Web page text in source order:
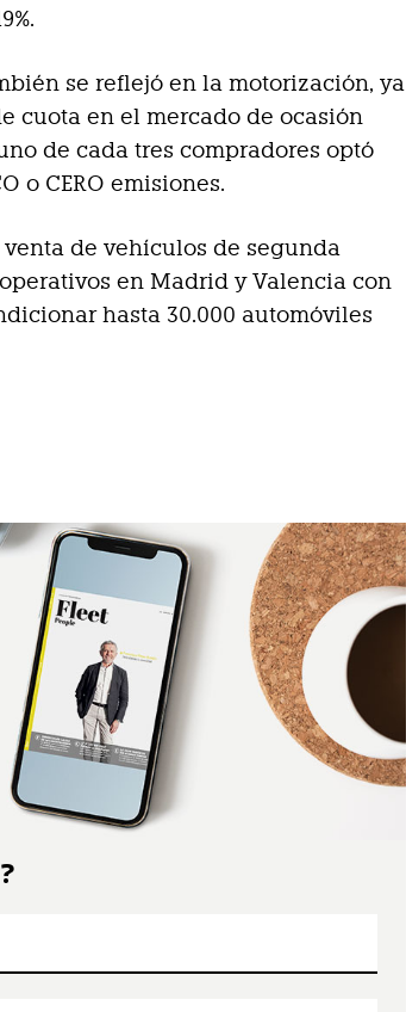
se reflejó en la motorización, ya
cuota en el mercado de ocasión
de cada tres compradores optó
o CERO emisiones.
de vehículos de segunda
en Madrid y Valencia con
hasta 30.000 automóviles